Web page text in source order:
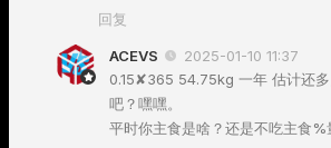
回复
ACEVS
2025-01-10 11:37
0.15✘365 54.75kg 一年 估计还
吧？嘿嘿。
平时你主食是啥？还是不吃主食%